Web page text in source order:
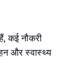
कई नौकरी
और स्वास्थ्य